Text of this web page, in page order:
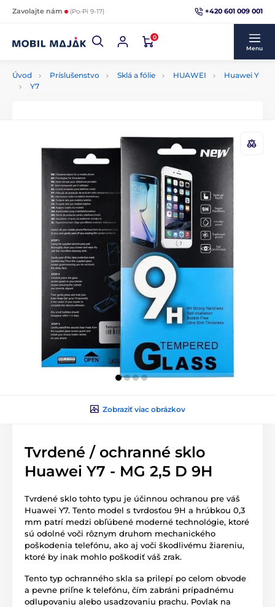
Zavolajte nám (Po-Pi 9-17) +420 601 009 001
0
Menu
Úvod Príslušenstvo Sklá a fólie HUAWEI
Huawei Y
Y7
Zobraziť viac obrázkov
Tvrdené / ochranné sklo
Huawei Y7 - MG 2,5 D 9H
Tvrdené sklo tohto typu je účinnou ochranou pre váš
Huawei Y7. Tento model s tvrdosťou 9H a hrúbkou 0,3
mm patrí medzi obľúbené moderné technológie, ktoré
sú odolné voči rôznym druhom mechanického
poškodenia telefónu, ako aj voči škodlivému žiareniu,
ktoré by inak mohlo poškodiť váš zrak.
Tento typ ochranného skla sa prilepí po celom obvode
a pevne priľne k telefónu, čím zabráni prípadnému
odlupovaniu alebo usadzovaniu prachu. Povlak na